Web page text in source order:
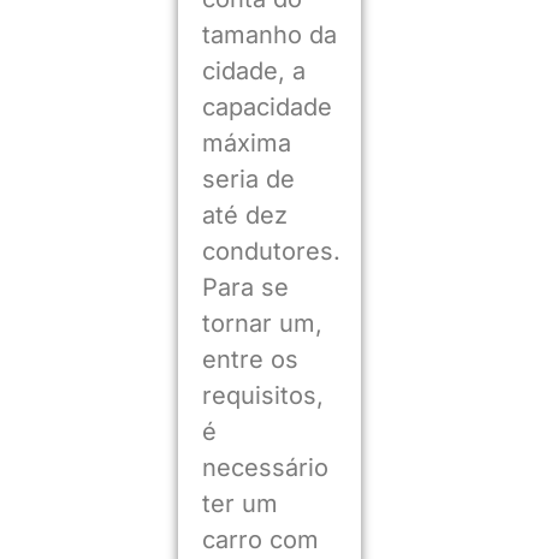
tamanho da
cidade, a
capacidade
máxima
seria de
até dez
condutores.
Para se
tornar um,
entre os
requisitos,
é
necessário
ter um
carro com